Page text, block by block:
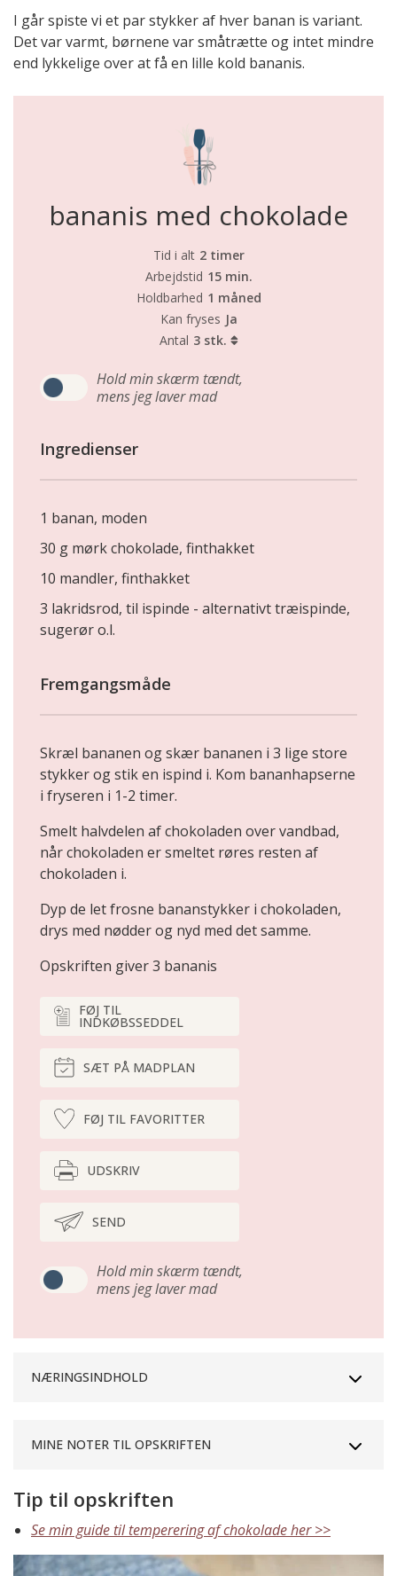
I går spiste vi et par stykker af hver banan is variant.
Det var varmt, børnene var småtrætte og intet mindre
end lykkelige over at få en lille kold bananis.
bananis med chokolade
Tid i alt 2 timer
Arbejdstid 15 min.
Holdbarhed 1 måned
Kan fryses Ja
Antal 3 stk.
Hold min skærm tændt,
mens jeg laver mad
Ingredienser
1 banan, moden
30 g mørk chokolade, finthakket
10 mandler, finthakket
3 lakridsrod, til ispinde - alternativt træispinde,
sugerør o.l.
Fremgangsmåde
Skræl bananen og skær bananen i 3 lige store
stykker og stik en ispind i. Kom bananhapserne
i fryseren i 1-2 timer.
Smelt halvdelen af chokoladen over vandbad,
når chokoladen er smeltet røres resten af
chokoladen i.
Dyp de let frosne bananstykker i chokoladen,
drys med nødder og nyd med det samme.
Opskriften giver 3 bananis
FØJ TIL
INDKØBSSEDDEL
SÆT PÅ MADPLAN
FØJ TIL FAVORITTER
UDSKRIV
SEND
Hold min skærm tændt,
mens jeg laver mad
NÆRINGSINDHOLD
MINE NOTER TIL OPSKRIFTEN
Tip til opskriften
Se min guide til temperering af chokolade her >>